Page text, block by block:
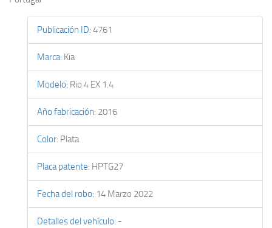
Publicación ID: 4761
Marca: Kia
Modelo: Rio 4 EX 1.4
Año fabricación: 2016
Color: Plata
Placa patente: HPTG27
Fecha del robo: 14 Marzo 2022
Detalles del vehículo: -